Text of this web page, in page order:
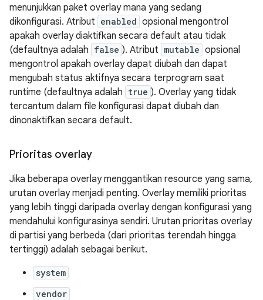
menunjukkan paket overlay mana yang sedang
dikonfigurasi. Atribut enabled opsional mengontrol
apakah overlay diaktifkan secara default atau tidak
(defaultnya adalah false ). Atribut mutable opsional
mengontrol apakah overlay dapat diubah dan dapat
mengubah status aktifnya secara terprogram saat
runtime (defaultnya adalah true ). Overlay yang tidak
tercantum dalam file konfigurasi dapat diubah dan
dinonaktifkan secara default.
Prioritas overlay
Jika beberapa overlay menggantikan resource yang sama,
urutan overlay menjadi penting. Overlay memiliki prioritas
yang lebih tinggi daripada overlay dengan konfigurasi yang
mendahului konfigurasinya sendiri. Urutan prioritas overlay
di partisi yang berbeda (dari prioritas terendah hingga
tertinggi) adalah sebagai berikut.
system
vendor